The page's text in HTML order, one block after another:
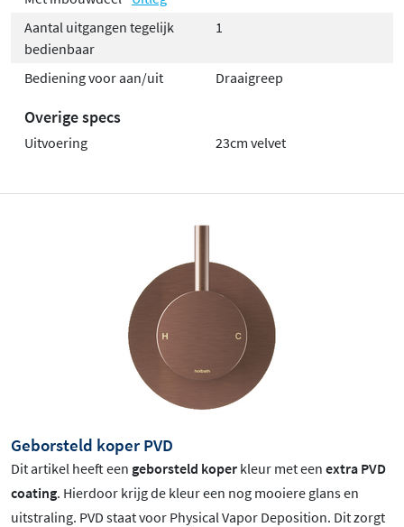
Aantal uitgangen tegelijk
bedienbaar
1
Bediening voor aan/uit Draaigreep
Overige specs
Uitvoering 23cm velvet
Geborsteld koper PVD
Dit artikel heeft een geborsteld koper kleur met een extra PVD
coating. Hierdoor krijg de kleur een nog mooiere glans en
uitstraling. PVD staat voor Physical Vapor Deposition. Dit zorgt